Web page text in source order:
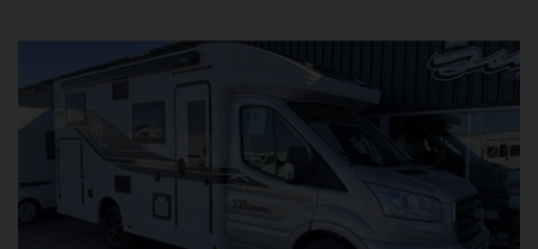
Elektrisk trin - Mørkægningsgardin i kabinen PACK STYLE
TPMS (dæktrykskontrol) - 16” tofarvet alufælge - Rat og
gearknop i læder - Techno instrumentbord PACK MEDIA
Radio med 9” touchskærm Android Auto / Apple Carplay
+ ratbetjening - Bakkamera Camperen er bestil hjem
med disse pakker: MARKISE (12.000,-) Thule 6300
markise AUTOMATGEAR (37.000,-) 8 trins
automatgearkasse PACK EXTRA SAFETY (19.000,-)